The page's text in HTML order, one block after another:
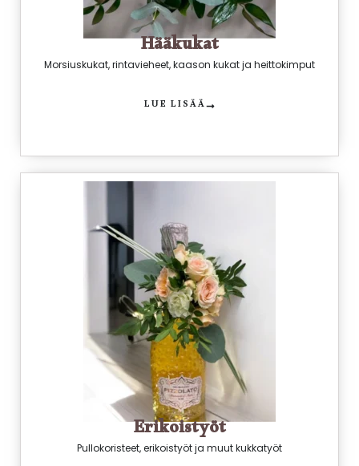
Hääkukat
Morsiuskukat, rintavieheet, kaason kukat ja heittokimput
LUE LISÄÄ
Erikoistyöt
Pullokoristeet, erikoistyöt ja muut kukkatyöt